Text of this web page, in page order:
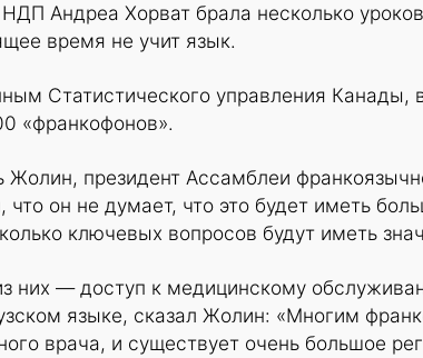
Андреа Хорват брала несколько
время не учит язык.
Статистического управления Канады,
«франкофонов».
Жолин, президент Ассамблеи
что он не думает, что это будет иметь
ключевых вопросов будут иметь
них — доступ к медицинскому
языке, сказал Жолин: «Многим
врача, и существует очень большое